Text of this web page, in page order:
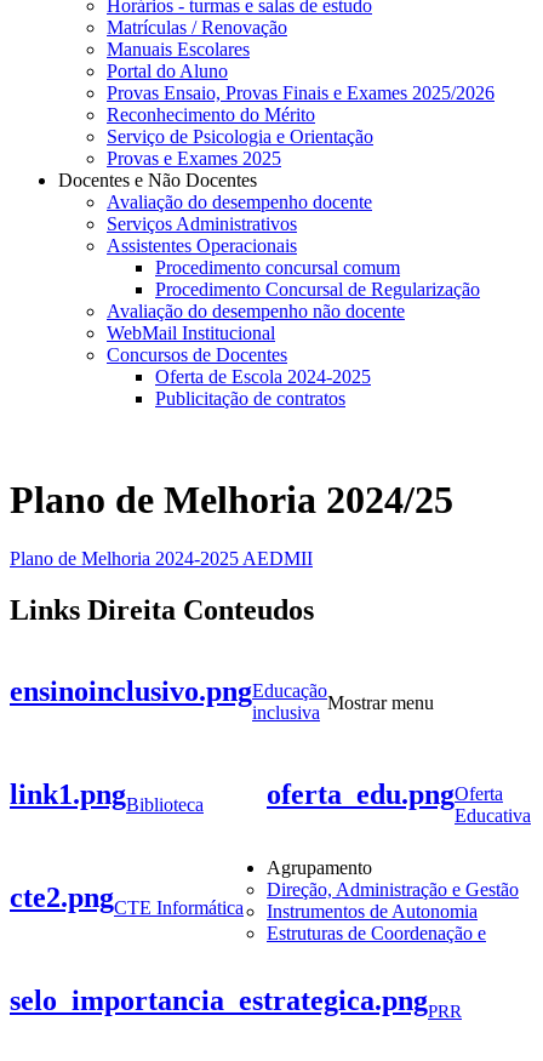
Horários - turmas e salas de estudo
Matrículas / Renovação
Manuais Escolares
Portal do Aluno
Provas Ensaio, Provas Finais e Exames 2025/2026
Reconhecimento do Mérito
Serviço de Psicologia e Orientação
Provas e Exames 2025
Docentes e Não Docentes
Avaliação do desempenho docente
Serviços Administrativos
Assistentes Operacionais
Procedimento concursal comum
Procedimento Concursal de Regularização
Avaliação do desempenho não docente
WebMail Institucional
Concursos de Docentes
Oferta de Escola 2024-2025
Publicitação de contratos
Plano de Melhoria 2024/25
Plano de Melhoria 2024-2025 AEDMII
Links Direita Conteudos
ensinoinclusivo.pngEducação
inclusiva
link1.pngBiblioteca oferta_edu.pngOferta
Educativa
cte2.pngCTE Informática
selo_importancia_estrategica.pngPRR
Mostrar menu
Agrupamento
Direção, Administração e Gestão
Instrumentos de Autonomia
Estruturas de Coordenação e